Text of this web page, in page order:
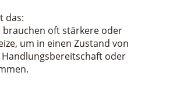
das:
brauchen oft stärkere oder
um in einen Zustand von
oder